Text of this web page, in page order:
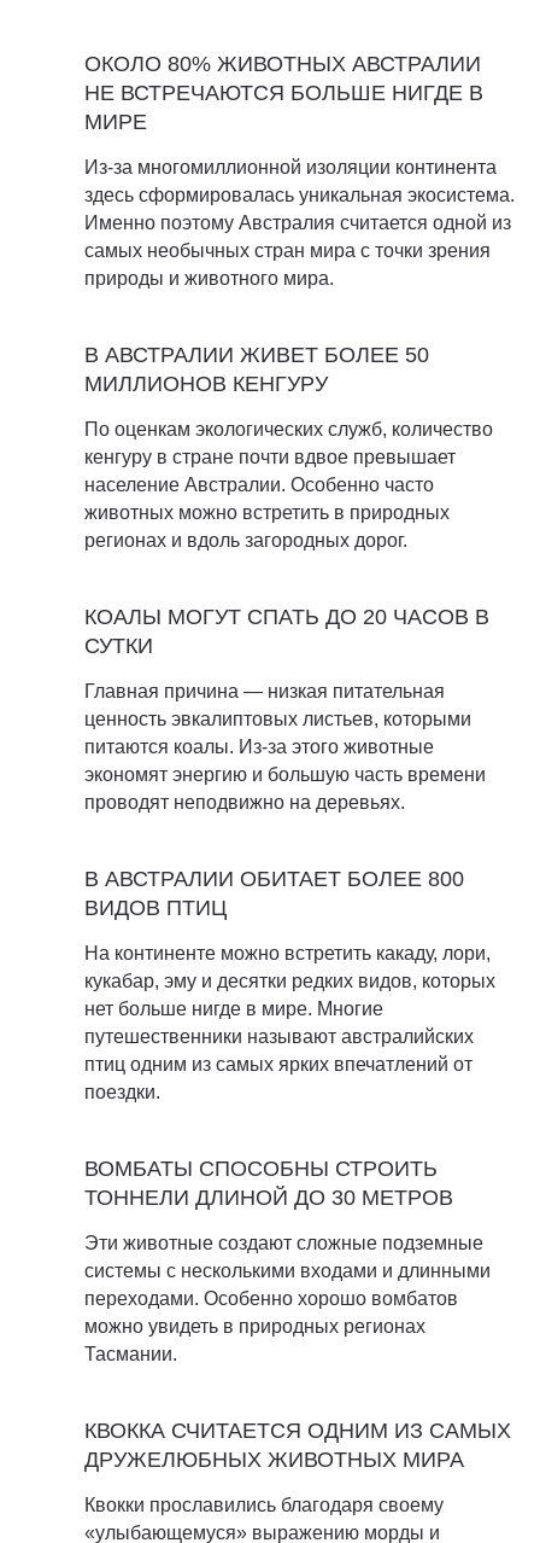
ОКОЛО 80% ЖИВОТНЫХ АВСТРАЛИИ
НЕ ВСТРЕЧАЮТСЯ БОЛЬШЕ НИГДЕ В
МИРЕ
Из-за многомиллионной изоляции континента
здесь сформировалась уникальная экосистема.
Именно поэтому Австралия считается одной из
самых необычных стран мира с точки зрения
природы и животного мира.
В АВСТРАЛИИ ЖИВЕТ БОЛЕЕ 50
МИЛЛИОНОВ КЕНГУРУ
По оценкам экологических служб, количество
кенгуру в стране почти вдвое превышает
население Австралии. Особенно часто
животных можно встретить в природных
регионах и вдоль загородных дорог.
КОАЛЫ МОГУТ СПАТЬ ДО 20 ЧАСОВ В
СУТКИ
Главная причина — низкая питательная
ценность эвкалиптовых листьев, которыми
питаются коалы. Из-за этого животные
экономят энергию и большую часть времени
проводят неподвижно на деревьях.
В АВСТРАЛИИ ОБИТАЕТ БОЛЕЕ 800
ВИДОВ ПТИЦ
На континенте можно встретить какаду, лори,
кукабар, эму и десятки редких видов, которых
нет больше нигде в мире. Многие
путешественники называют австралийских
птиц одним из самых ярких впечатлений от
поездки.
ВОМБАТЫ СПОСОБНЫ СТРОИТЬ
ТОННЕЛИ ДЛИНОЙ ДО 30 МЕТРОВ
Эти животные создают сложные подземные
системы с несколькими входами и длинными
переходами. Особенно хорошо вомбатов
можно увидеть в природных регионах
Тасмании.
КВОККА СЧИТАЕТСЯ ОДНИМ ИЗ САМЫХ
ДРУЖЕЛЮБНЫХ ЖИВОТНЫХ МИРА
Квокки прославились благодаря своему
«улыбающемуся» выражению морды и